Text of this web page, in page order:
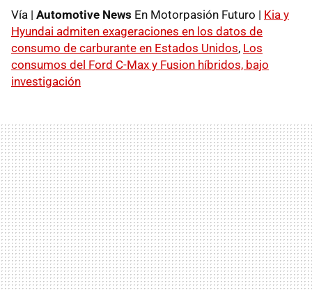
Vía | Automotive News En Motorpasión Futuro | Kia y
Hyundai admiten exageraciones en los datos de
consumo de carburante en Estados Unidos, Los
consumos del Ford C-Max y Fusion híbridos, bajo
investigación